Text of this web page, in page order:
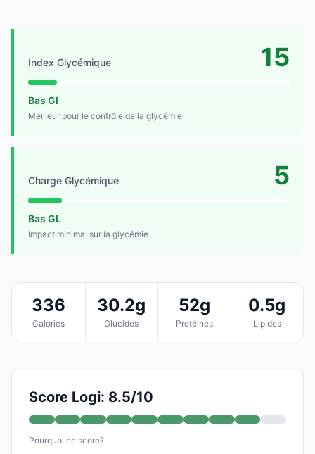
Index Glycémique 15
Bas GI
Meilleur pour le contrôle de la glycémie
Charge Glycémique 5
Bas GL
Impact minimal sur la glycémie
336
Calories
30.2g
Glucides
52g
Protéines
0.5g
Lipides
Score Logi: 8.5/10
Pourquoi ce score?